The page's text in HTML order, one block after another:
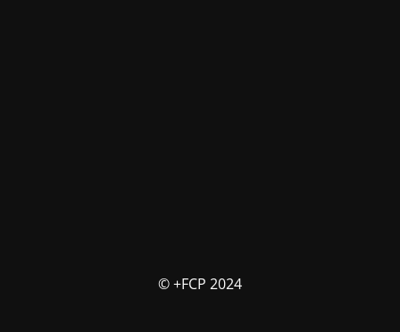
© +FCP 2024